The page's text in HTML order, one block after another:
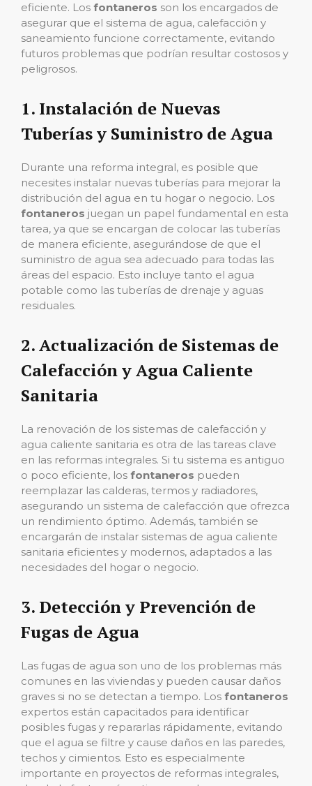
eficiente. Los fontaneros son los encargados de
asegurar que el sistema de agua, calefacción y
saneamiento funcione correctamente, evitando
futuros problemas que podrían resultar costosos y
peligrosos.
1. Instalación de Nuevas
Tuberías y Suministro de Agua
Durante una reforma integral, es posible que
necesites instalar nuevas tuberías para mejorar la
distribución del agua en tu hogar o negocio. Los
fontaneros juegan un papel fundamental en esta
tarea, ya que se encargan de colocar las tuberías
de manera eficiente, asegurándose de que el
suministro de agua sea adecuado para todas las
áreas del espacio. Esto incluye tanto el agua
potable como las tuberías de drenaje y aguas
residuales.
2.Actualización de Sistemas de
Calefacción y Agua Caliente
Sanitaria
La renovación de los sistemas de calefacción y
agua caliente sanitaria es otra de las tareas clave
en las reformas integrales. Si tu sistema es antiguo
o poco eficiente, los fontaneros pueden
reemplazar las calderas, termos y radiadores,
asegurando un sistema de calefacción que ofrezca
un rendimiento óptimo. Además, también se
encargarán de instalar sistemas de agua caliente
sanitaria eficientes y modernos, adaptados a las
necesidades del hogar o negocio.
3. Detección y Prevención de
Fugas de Agua
Las fugas de agua son uno de los problemas más
comunes en las viviendas y pueden causar daños
graves si no se detectan a tiempo. Los fontaneros
expertos están capacitados para identificar
posibles fugas y repararlas rápidamente, evitando
que el agua se filtre y cause daños en las paredes,
techos y cimientos. Esto es especialmente
importante en proyectos de reformas integrales,